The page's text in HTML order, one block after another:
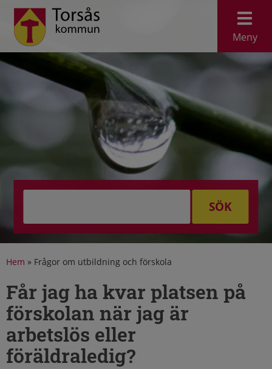
Meny
SÖK
Hem » Frågor om utbildning och förskola
Får jag ha kvar platsen på
förskolan när jag är
arbetslös eller
föräldraledig?